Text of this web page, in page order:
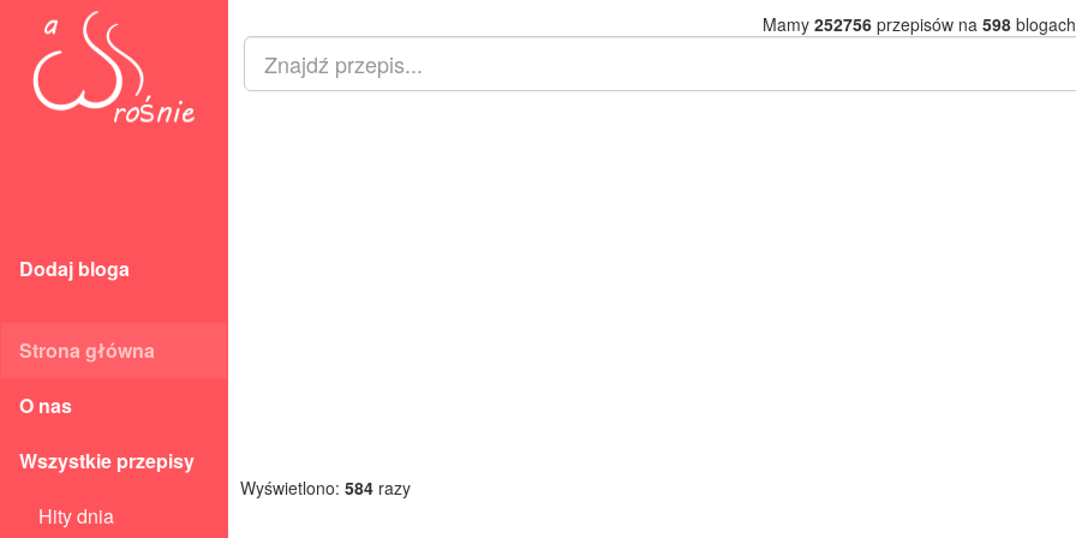
Dodaj bloga
Strona główna
O nas
Wszystkie przepisy
Hity dnia
Mamy 252756przepisów na 598
Wyświetlono: 584 razy